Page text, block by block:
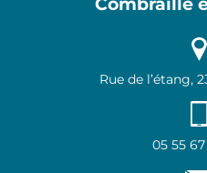
Combraille
Rue de l’étang,
05 55